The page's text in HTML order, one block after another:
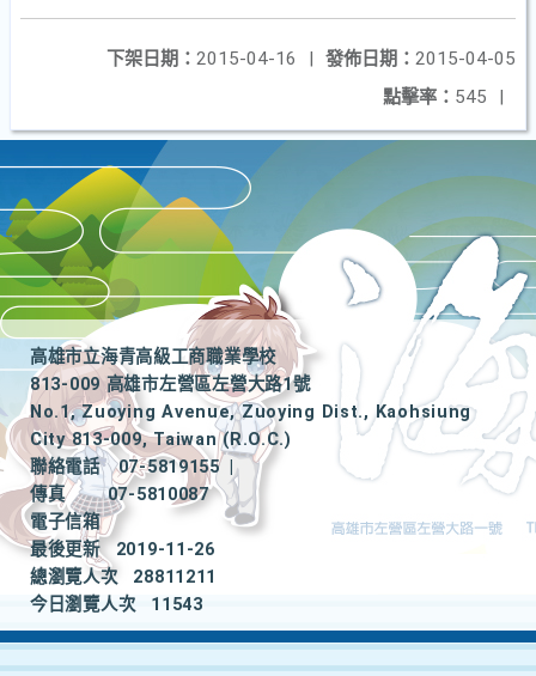
發佈日期： 2015-04-05
下架日期： 2015-04-16
|
點擊率： 545 |
高雄市立海青高級工商職業學校
813-009 高雄市左營區左營大路1號
No.1, Zuoying Avenue, Zuoying Dist., Kaohsiung
City 813-009, Taiwan (R.O.C.)
聯絡電話
07-5819155
|
傳真
07-5810087
電子信箱
最後更新
2019-11-26
總瀏覽人次
28811211
今日瀏覽人次
11543